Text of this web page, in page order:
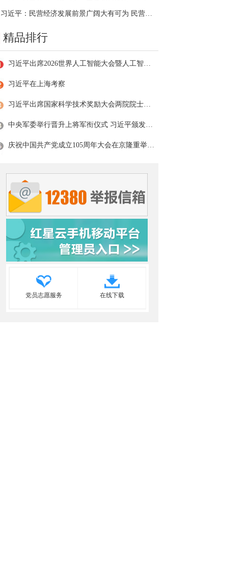
习近平：民营经济发展前景广阔大有可为 民营企业和民营企业家大显身手正当其时
精品排行
习近平出席2026世界人工智能大会暨人工智能全球治理高级别会议开幕式并发表主旨讲话
习近平在上海考察
习近平出席国家科学技术奖励大会两院院士大会中国科协第十一次全国代表大会并发表重要讲话
中央军委举行晋升上将军衔仪式 习近平颁发命令状并向晋衔的军官表示祝贺
庆祝中国共产党成立105周年大会在京隆重举行 习近平发表重要讲话
党员志愿服务 在线下载